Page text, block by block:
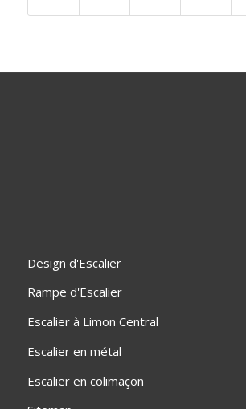
Design d'Escalier
Rampe d'Escalier
Escalier à Limon Central
Escalier en métal
Escalier en colimaçon